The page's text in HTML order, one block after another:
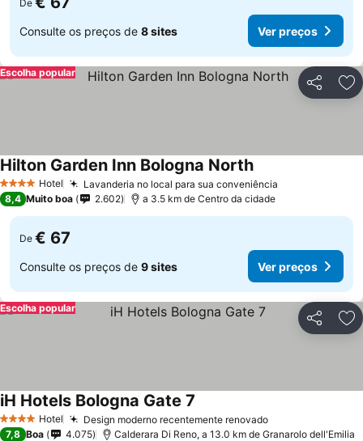
De
Consulte os preços de 8 sites Ver preços
Partilhar
Escolha popular
4 EstrelasHotel Lavanderia no local para sua conveniência
Hilton Garden Inn Bologna NorthVer preços
8,4 Muito boa 2.602 a 3.5 km de Centro da cidade
De € 67
Consulte os preços de 9 sites Ver preços
Partilhar
Escolha popular
4 EstrelasHotel Design moderno recentemente renovadoVer preços
iH Hotels Bologna Gate 7
7,8 Boa 4.075 Calderara Di Reno, a 13.0 km de Granarolo dell'Emilia